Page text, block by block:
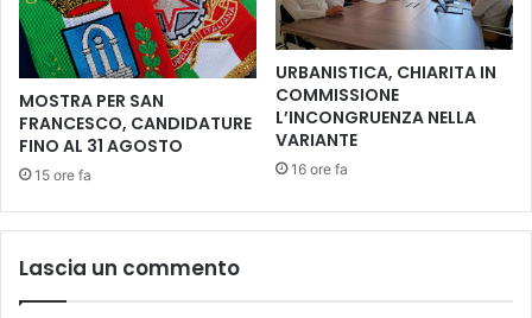
o
a
i
r
e
g
l
o
P
r
o
!
l
T
e
a
t
r
o
d
l
MOSTRA PER SAN
FRANCESCO, CANDIDATURE
FINO AL 31 AGOSTO
15 ore fa
URBANISTICA, CHIARITA IN
COMMISSIONE
L’INCONGRUENZA NELLA
VARIANTE
16 ore fa
Lascia un commento